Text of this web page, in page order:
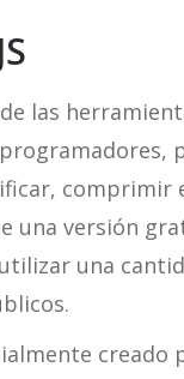
las
comprimir
una versión
una
creado